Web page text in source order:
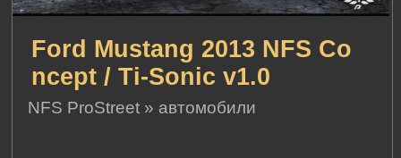
Ford Mustang 2013 NFS Co
ncept / Ti-Sonic v1.0
NFS ProStreet » автомобили